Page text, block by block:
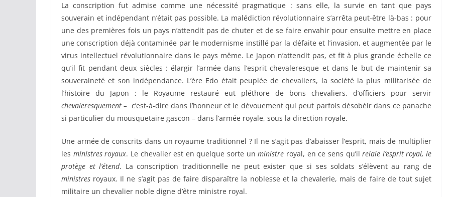
La conscription fut admise comme une nécessité pragmatique : sans elle, la survie en tant que pays
souverain et indépendant n’était pas possible. La malédiction révolutionnaire s’arrêta peut-être là-bas : pour
une des premières fois un pays n’attendit pas de chuter et de se faire envahir pour ensuite mettre en place
une conscription déjà contaminée par le modernisme instillé par la défaite et l’invasion, et augmentée par le
virus intellectuel révolutionnaire dans le pays même. Le Japon n’attendit pas, et fit à plus grande échelle ce
qu’il fit pendant deux siècles : élargir l’armée dans l’esprit chevaleresque et dans le but de maintenir sa
souveraineté et son indépendance. L’ère Edo était peuplée de chevaliers, la société la plus militarisée de
l’histoire du Japon ; le Royaume restauré eut pléthore de bons chevaliers, d’officiers pour servir
chevaleresquement – c’est-à-dire dans l’honneur et le dévouement qui peut parfois désobéir dans ce panache
si particulier du mousquetaire gascon – dans l’armée royale, sous la direction royale.
Une armée de conscrits dans un royaume traditionnel ? Il ne s’agit pas d’abaisser l’esprit, mais de multiplier
les ministres royaux. Le chevalier est en quelque sorte unministre royal, en ce sens qu’ilrelaie l’esprit royal, le
protège et l’étend. La conscription traditionnelle ne peut exister que si ses soldats s’élèvent au rang de
ministres royaux. Il ne s’agit pas de faire disparaître la noblesse et la chevalerie, mais de faire de tout sujet
militaire un chevalier noble digne d’être ministre royal.